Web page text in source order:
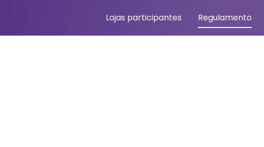
Lojas participantes Regulamento